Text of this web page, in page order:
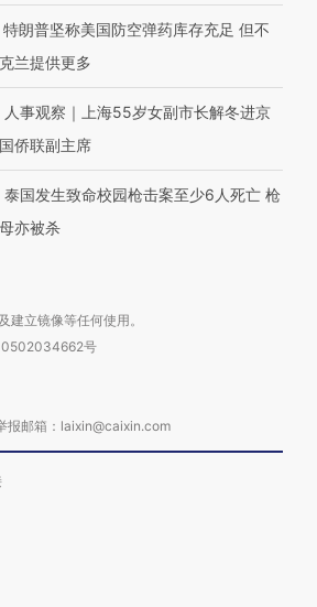
特朗普坚称美国防空弹药库存充足 但不
兰提供更多
人事观察｜上海55岁女副市长解冬进京
侨联副主席
泰国发生致命校园枪击案至少6人死亡 枪
亦被杀
立镜像等任何使用。
号
邮箱：laixin@caixin.com